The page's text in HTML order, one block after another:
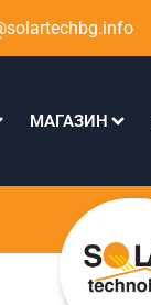
МАГАЗИН